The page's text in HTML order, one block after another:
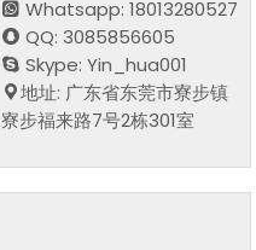
Whatsapp: 18013280527
QQ: 3085856605
Skype: Yin_hua001
地址: 广东省东莞市寮步镇
寮步福来路7号2栋301室